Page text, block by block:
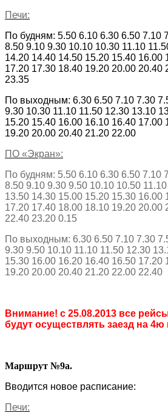
Печи:
По будням: 5.50 6.10 6.30 6.50 7.10
8.50 9.10 9.30 10.10 10.30 11.10
14.20 14.40 14.50 15.20 15.40 16.00
17.20 17.30 18.40 19.20 20.00 20.40
23.35
По выходным: 6.30 6.50 7.10 7.30
9.30 10.30 11.10 11.50 12.30 13.10
15.20 15.40 16.00 16.10 16.40 17.00
19.20 20.00 20.40 21.20 22.00
ПО «Экран»:
По будням: 5.50 6.10 6.30 6.50 7.10
8.50 9.10 9.30 9.50 10.10 10.50
13.50 14.30 15.00 15.20 15.30 16.00
17.20 17.40 18.00 18.10 19.20 20.00
22.40 23.20 0.15
По выходным: 6.30 6.50 7.10 7.30
9.30 9.50 10.10 11.10 11.50 12.30
15.30 16.00 16.20 16.40 16.50 17.20
19.20 20.00 20.40 21.20 22.00 22.40
Внимание! с 25.08.2013 все
будут осуществлять заезд на 4ю
Маршрут №9а.
Вводится новое расписание:
Печи: